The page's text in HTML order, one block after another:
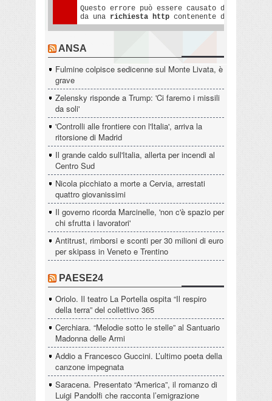
ANSA
Fulmine colpisce sedicenne sul Monte Livata, è
grave
Zelensky risponde a Trump: 'Ci faremo i missili
da soli'
'Controlli alle frontiere con l'Italia', arriva la
ritorsione di Madrid
Il grande caldo sull'Italia, allerta per incendi al
Centro Sud
Nicola picchiato a morte a Cervia, arrestati
quattro giovanissimi
Il governo ricorda Marcinelle, 'non c'è spazio per
chi sfrutta i lavoratori'
Antitrust, rimborsi e sconti per 30 milioni di euro
per skipass in Veneto e Trentino
PAESE24
Oriolo. Il teatro La Portella ospita “Il respiro
della terra” del collettivo 365
Cerchiara. “Melodie sotto le stelle” al Santuario
Madonna delle Armi
Addio a Francesco Guccini. L’ultimo poeta della
canzone impegnata
Saracena. Presentato “America”, il romanzo di
Luigi Pandolfi che racconta l’emigrazione